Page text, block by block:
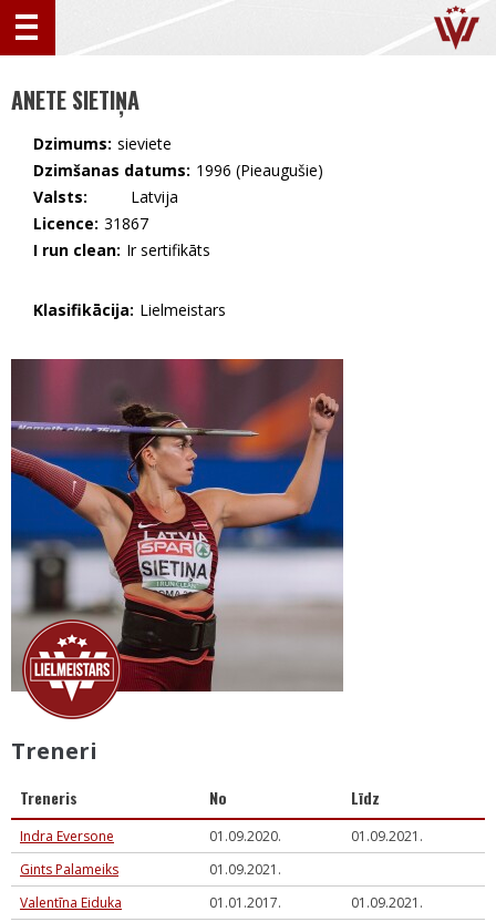
ANETE SIETIŅA
Dzimums: sieviete
Dzimšanas datums: 1996 (Pieaugušie)
Valsts:
🇱🇻 Latvija
Licence: 31867
I run clean: Ir sertifikāts
Klasifikācija: Lielmeistars
Treneri
Treneris No Līdz
Indra Eversone 01.09.2020.
01.09.2021.
Gints Palameiks
01.09.2021.
Valentīna Eiduka
01.01.2017. 01.09.2021.